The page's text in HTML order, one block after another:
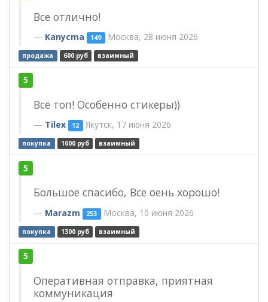
Все отлично!
Kanycma 149 Москва, 28 июня 2026
продажа 600 руб взаимный
5
Всё топ! Особенно стикеры))
Tilex 12 Якутск, 17 июня 2026
покупка 1000 руб взаимный
5
Большое спасибо, Все оень хорошо!
Marazm 253 Москва, 10 июня 2026
покупка 1300 руб взаимный
5
Оперативная отправка, приятная
коммуникация